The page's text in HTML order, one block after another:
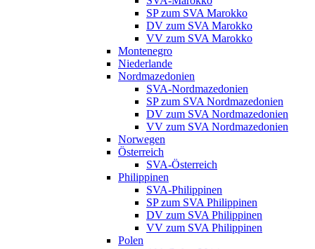
SP zum SVA Marokko
DV zum SVA Marokko
VV zum SVA Marokko
Montenegro
Niederlande
Nordmazedonien
SVA-Nordmazedonien
SP zum SVA Nordmazedonien
DV zum SVA Nordmazedonien
VV zum SVA Nordmazedonien
Norwegen
Österreich
SVA-Österreich
Philippinen
SVA-Philippinen
SP zum SVA Philippinen
DV zum SVA Philippinen
VV zum SVA Philippinen
Polen